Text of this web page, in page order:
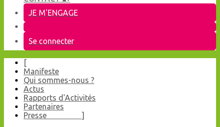
JE M'ENGAGE
Se connecter
[
Manifeste
Qui sommes-nous ?
Actus
Rapports d'Activités
Partenaires
Presse ]